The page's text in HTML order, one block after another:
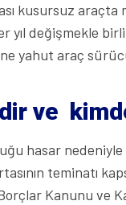
kusursuz
yıl değişmekle
yahut araç
ve
hasar
teminatı
Kanunu ve